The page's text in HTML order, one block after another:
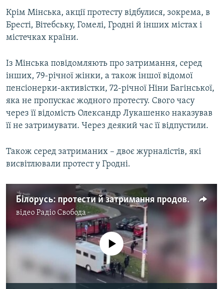
Крім Мінська, акції протесту відбулися, зокрема, в
Бресті, Вітебську, Гомелі, Гродні й інших містах і
містечках країни.
Із Мінська повідомляють про затримання, серед
інших, 79-річної жінки, а також іншої відомої
пенсіонерки-активістки, 72-річної Ніни Багінської,
яка не пропускає жодного протесту. Свого часу
через її відомість Олександр Лукашенко наказував
її не затримувати. Через деякий час її відпустили.
Також серед затриманих – двоє журналістів, які
висвітлювали протест у Гродні.
Білорусь: протести й затримання продовжуються
відеоРадіо Свобода
No media source currently available